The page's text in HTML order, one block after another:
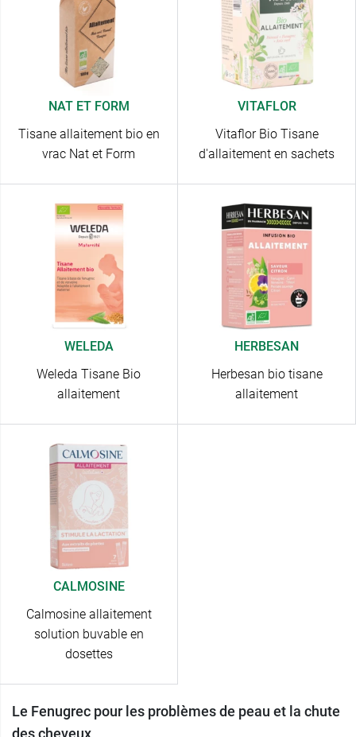
NAT ET FORM
Tisane allaitement bio en
vrac Nat et Form
VITAFLOR
Vitaflor Bio Tisane
d'allaitement en sachets
WELEDA
Weleda Tisane Bio
allaitement
HERBESAN
Herbesan bio tisane
allaitement
CALMOSINE
Calmosine allaitement
solution buvable en
dosettes
Le Fenugrec pour les problèmes de peau et la chute